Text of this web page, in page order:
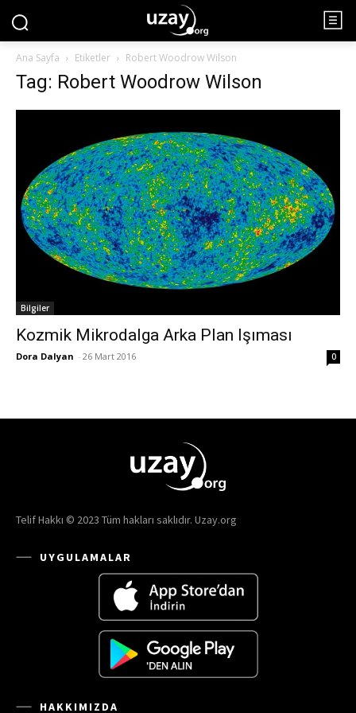
Ana Sayfa Etiketler Robert Woodrow Wilson
Tag: Robert Woodrow Wilson
Bilgiler
Kozmik Mikrodalga Arka Plan Işıması
Dora Dalyan - 26 Mart 2016 0
Telif Hakkı © 2023 Tüm hakları saklıdır. Uzay.org
UYGULAMALAR
HAKKIMIZDA